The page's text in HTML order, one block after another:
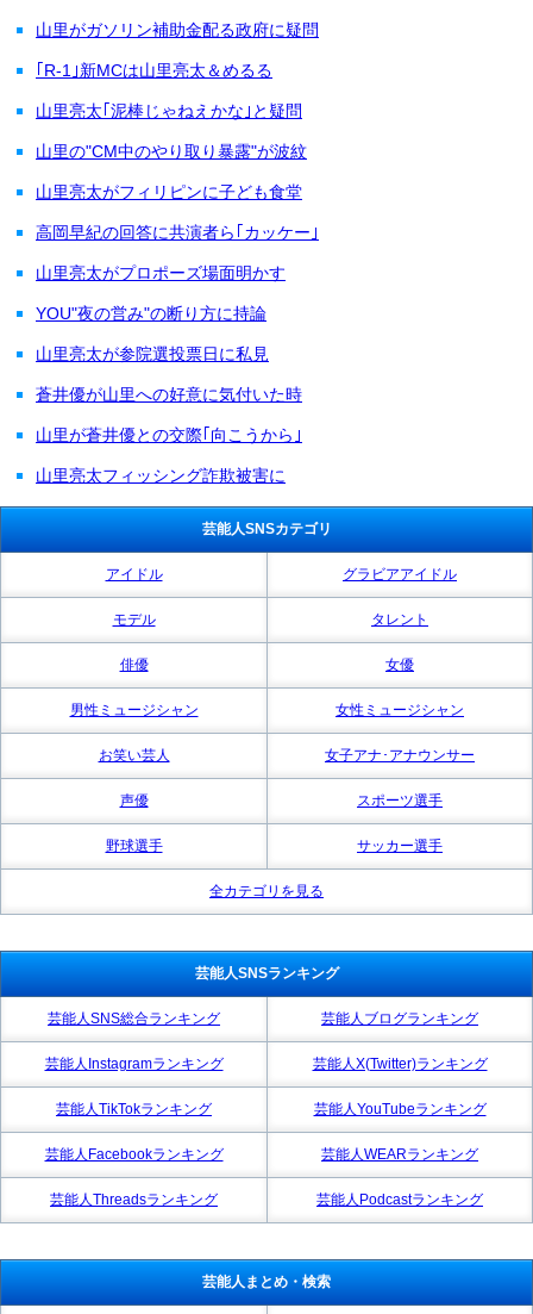
山里がガソリン補助金配る政府に疑問
｢R-1｣新MCは山里亮太＆めるる
山里亮太｢泥棒じゃねえかな｣と疑問
山里の"CM中のやり取り暴露"が波紋
山里亮太がフィリピンに子ども食堂
高岡早紀の回答に共演者ら｢カッケー｣
山里亮太がプロポーズ場面明かす
YOU"夜の営み"の断り方に持論
山里亮太が参院選投票日に私見
蒼井優が山里への好意に気付いた時
山里が蒼井優との交際｢向こうから｣
山里亮太フィッシング詐欺被害に
芸能人SNSカテゴリ
アイドル グラビアアイドル
モデル タレント
俳優 女優
男性ミュージシャン 女性ミュージシャン
お笑い芸人 女子アナ･アナウンサー
声優 スポーツ選手
野球選手 サッカー選手
全カテゴリを見る
芸能人SNSランキング
芸能人SNS総合ランキング 芸能人ブログランキング
芸能人Instagramランキング 芸能人X(Twitter)ランキング
芸能人TikTokランキング 芸能人YouTubeランキング
芸能人Facebookランキング 芸能人WEARランキング
芸能人Threadsランキング 芸能人Podcastランキング
芸能人まとめ・検索